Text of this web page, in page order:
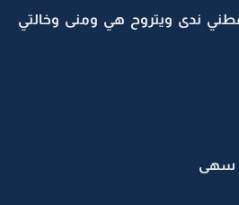
ندى ويتروح هي ومنى وخالتي
سهى